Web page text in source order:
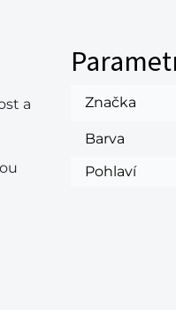
a
Značka
Barva
Pohlaví